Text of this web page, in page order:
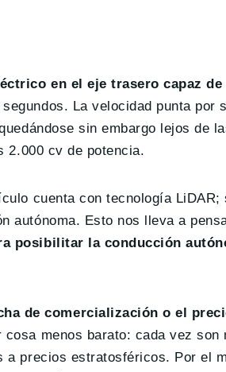
en el eje trasero capaz
La velocidad punta
sin embargo lejos de
2.000 cv de potencia.
cuenta con tecnología
autónoma. Esto nos lleva a
posibilitar la conducción
de comercialización o el
menos barato: cada vez
precios estratosféricos. Por el